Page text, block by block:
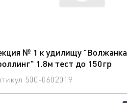
№ 1 к удилищу
1.8м тест до 150гр
500-0602019